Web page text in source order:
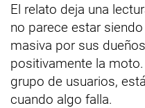
El relato deja una
no parece estar
masiva por sus
positivamente la
grupo de usuarios,
cuando algo falla.